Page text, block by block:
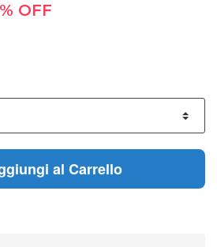
OFF
al Carrello